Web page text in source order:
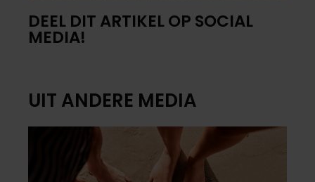
DEEL DIT ARTIKEL OP SOCIAL
MEDIA!
UIT ANDERE MEDIA